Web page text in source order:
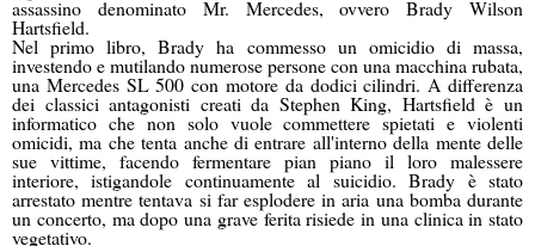
assassino denominato Mr. Mercedes, ovvero Brady Wilson
Hartsfield.
Nel primo libro, Brady ha commesso un omicidio di massa,
investendo e mutilando numerose persone con una macchina rubata,
una Mercedes SL 500 con motore da dodici cilindri. A differenza
dei classici antagonisti creati da Stephen King, Hartsfield è un
informatico che non solo vuole commettere spietati e violenti
omicidi, ma che tenta anche di entrare all'interno della mente delle
sue vittime, facendo fermentare pian piano il loro malessere
interiore, istigandole continuamente al suicidio. Brady è stato
arrestato mentre tentava si far esplodere in aria una bomba durante
un concerto, ma dopo una grave ferita risiede in una clinica in stato
vegetativo.